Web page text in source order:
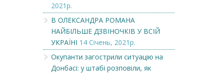
2021р.
В ОЛЕКСАНДРА РОМАНА
НАЙБІЛЬШЕ ДЗВІНОЧКІВ У ВСІЙ
УКРАЇНІ 14 Січень, 2021р.
Окупанти загострили ситуацію на
Донбасі: у штабі розповіли, як